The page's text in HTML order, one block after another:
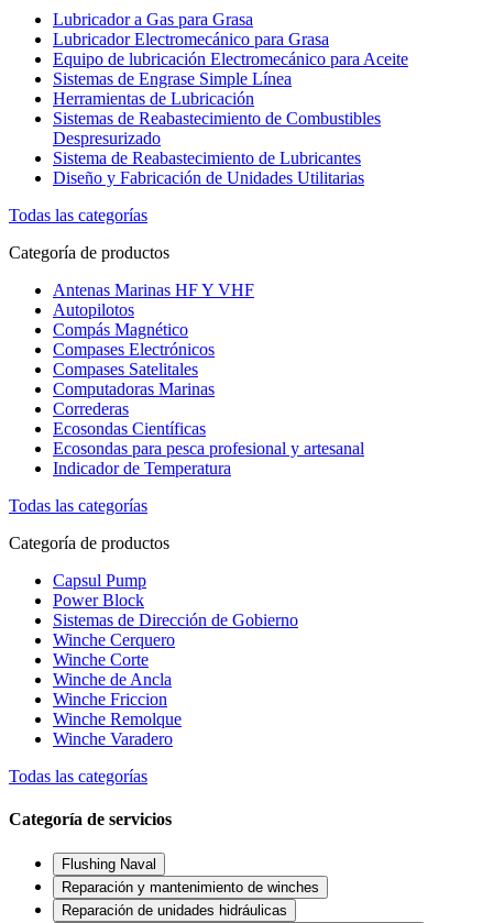
Lubricador a Gas para Grasa
Lubricador Electromecánico para Grasa
Equipo de lubricación Electromecánico para Aceite
Sistemas de Engrase Simple Línea
Herramientas de Lubricación
Sistemas de Reabastecimiento de Combustibles
Despresurizado
Sistema de Reabastecimiento de Lubricantes
Diseño y Fabricación de Unidades Utilitarias
Todas las categorías
Categoría de productos
Antenas Marinas HF Y VHF
Autopilotos
Compás Magnético
Compases Electrónicos
Compases Satelitales
Computadoras Marinas
Correderas
Ecosondas Científicas
Ecosondas para pesca profesional y artesanal
Indicador de Temperatura
Todas las categorías
Categoría de productos
Capsul Pump
Power Block
Sistemas de Dirección de Gobierno
Winche Cerquero
Winche Corte
Winche de Ancla
Winche Friccion
Winche Remolque
Winche Varadero
Todas las categorías
Categoría de servicios
Flushing Naval
Reparación y mantenimiento de winches
Reparación de unidades hidráulicas